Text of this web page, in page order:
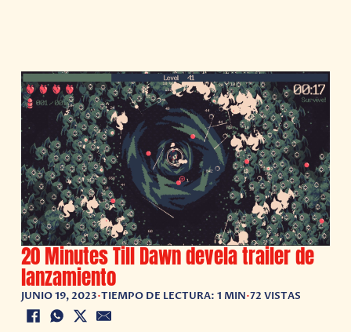
20 Minutes Till Dawn devela trailer de
lanzamiento
JUNIO 19, 2023•TIEMPO DE LECTURA: 1 MIN•72 VISTAS